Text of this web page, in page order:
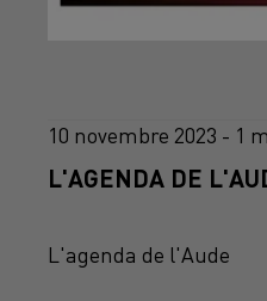
10 novembre 2023 - 1
L'AGENDA DE
L'agenda de l'Aude